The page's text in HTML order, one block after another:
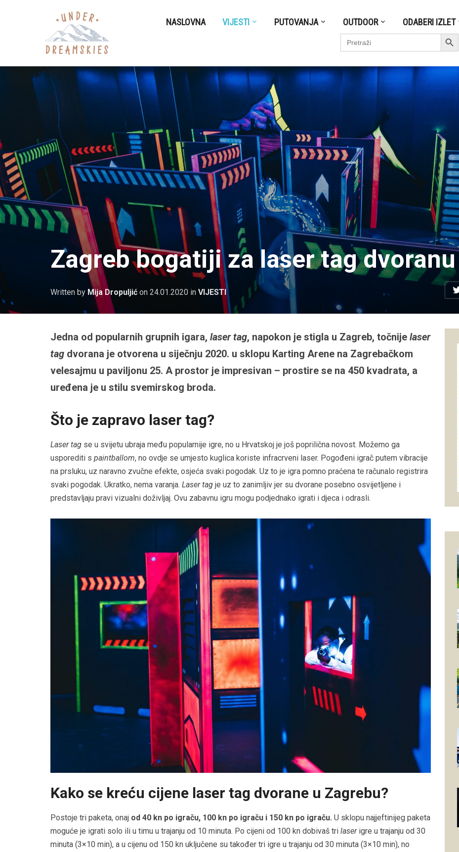
NASLOVNA VIJESTI PUTOVANJA OUTDOOR ODABERI IZLET
Search
for:
Search Button
Zagreb bogatiji za laser tag dvoranu
Written by Mija Dropuljić on 24.01.2020 in VIJESTI
Jedna od popularnih grupnih igara, laser tag, napokon je stigla u Zagreb, točnije laser
tag dvorana je otvorena u siječnju 2020. u sklopu Karting Arene na Zagrebačkom
velesajmu u paviljonu 25. A prostor je impresivan – prostire se na 450 kvadrata, a
uređena je u stilu svemirskog broda.
Što je zapravo laser tag?
Laser tag se u svijetu ubraja među popularnije igre, no u Hrvatskoj je još poprilična novost. Možemo ga
usporediti s paintballom, no ovdje se umjesto kuglica koriste infracrveni laser. Pogođeni igrač putem vibracije
na prsluku, uz naravno zvučne efekte, osjeća svaki pogodak. Uz to je igra pomno praćena te računalo registrira
svaki pogodak. Ukratko, nema varanja. Laser tag je uz to zanimljiv jer su dvorane posebno osvijetljene i
predstavljaju pravi vizualni doživljaj. Ovu zabavnu igru mogu podjednako igrati i djeca i odrasli.
Kako se kreću cijene laser tag dvorane u Zagrebu?
Postoje tri paketa, onaj od 40 kn po igraču, 100 kn po igraču i 150 kn po igraču. U sklopu najjeftinijeg paketa
moguće je igrati solo ili u timu u trajanju od 10 minuta. Po cijeni od 100 kn dobivaš tri laser igre u trajanju od 30
minuta (3×10 min), a u cijenu od 150 kn uključene su također tri igre u trajanju od 30 minuta (3×10 min), no